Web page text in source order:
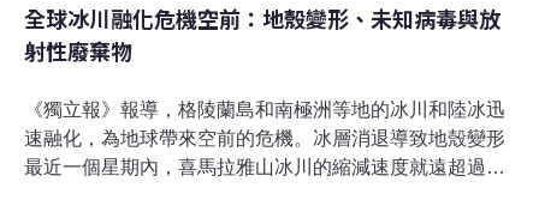
全球冰川融化危機空前：地殼變形、未知病毒與放
射性廢棄物
《獨立報》報導，格陵蘭島和南極洲等地的冰川和陸冰迅
速融化，為地球帶來空前的危機。冰層消退導致地殼變形
最近一個星期內，喜馬拉雅山冰川的縮減速度就遠超過世